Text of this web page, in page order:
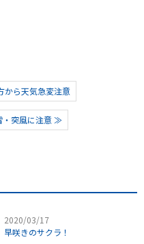
ら天気急変注意
・突風に注意 ≫
2020/03/17
早咲きのサクラ！